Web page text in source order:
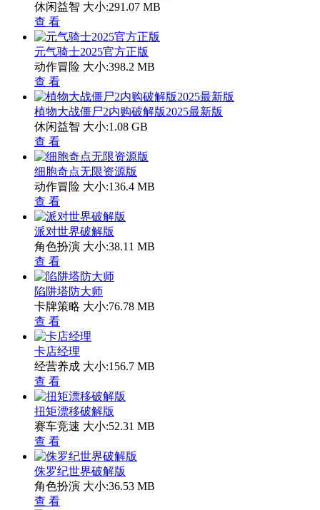
休闲益智 大小:291.07 MB
查 看
元气骑士2025官方正版
动作冒险 大小:398.2 MB
查 看
植物大战僵尸2内购破解版2025最新版
休闲益智 大小:1.08 GB
查 看
细胞奇点无限资源版
动作冒险 大小:136.4 MB
查 看
派对世界破解版
角色扮演 大小:38.11 MB
查 看
陷阱塔防大师
卡牌策略 大小:76.78 MB
查 看
卡店经理
经营养成 大小:156.7 MB
查 看
扭矩漂移破解版
赛车竞速 大小:52.31 MB
查 看
侏罗纪世界破解版
角色扮演 大小:36.53 MB
查 看